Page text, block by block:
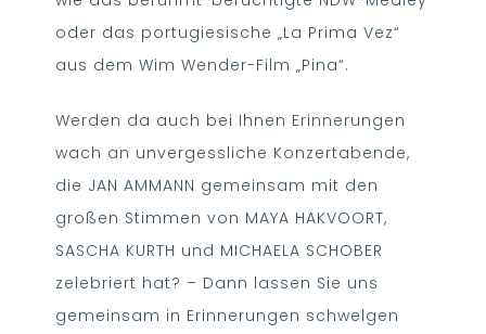
oder das portugiesische „La Prima Vez“
aus dem Wim Wender-Film „Pina“.
Werden da auch bei Ihnen Erinnerungen
wach an unvergessliche Konzertabende,
die JAN AMMANN gemeinsam mit den
großen Stimmen von MAYA HAKVOORT,
SASCHA KURTH und MICHAELA SCHOBER
zelebriert hat? – Dann lassen Sie uns
gemeinsam in Erinnerungen schwelgen